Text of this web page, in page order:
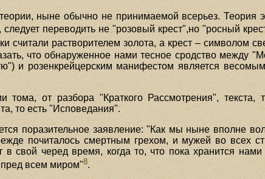
ныне обычно не принимаемой всерьез. Теория
переводить не "розовый крест",но "росный
растворителем золота, а крест – символом
что обнаруженное нами тесное сродство между
и розенкрейцерским манифестом является
от разбора "Краткого Рассмотрения", текста,
то есть "Исповедания".
поразительное заявление: "Как мы ныне вполне
почиталось смертным грехом, и мужей во всех
свой черед время, когда то, что пока хранится
пред всем миром"8.